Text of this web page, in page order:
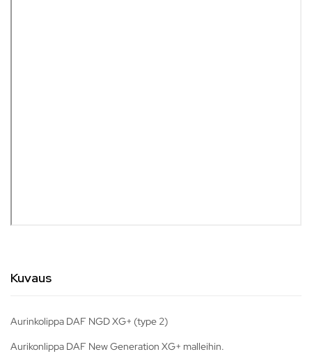
Kuvaus
Aurinkolippa DAF NGD XG+ (type 2)
Aurikonlippa DAF New Generation XG+ malleihin.